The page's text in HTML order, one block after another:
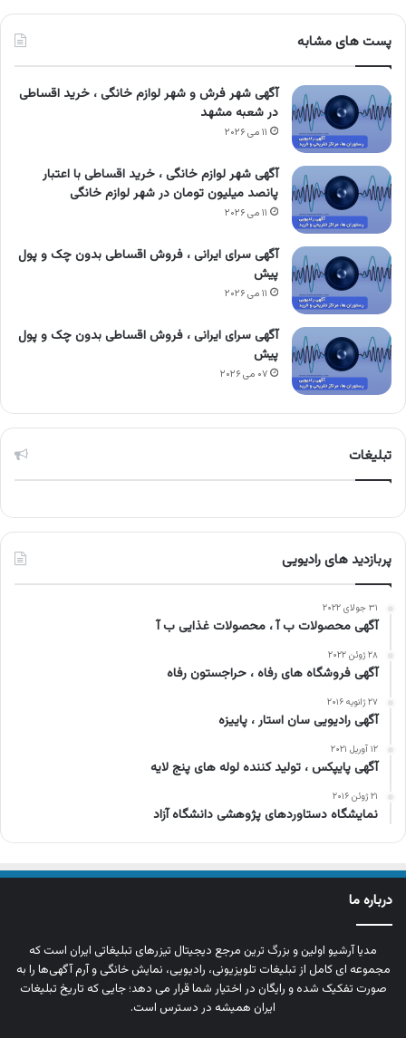
پست های مشابه
آگهی شهر فرش و شهر لوازم خانگی ، خرید اقساطی
در شعبه مشهد
۱۱ می ۲۰۲۶
آگهی شهر لوازم خانگی ، خرید اقساطی با اعتبار
پانصد میلیون تومان در شهر لوازم خانگی
۱۱ می ۲۰۲۶
آگهی سرای ایرانی ، فروش اقساطی بدون چک و پول
پیش
۱۱ می ۲۰۲۶
آگهی سرای ایرانی ، فروش اقساطی بدون چک و پول
پیش
۰۷ می ۲۰۲۶
تبلیغات
پربازدید های رادیویی
۳۱ جولای ۲۰۲۲
آگهی محصولات ب آ ، محصولات غذایی ب آ
۲۸ ژوئن ۲۰۲۲
آگهی فروشگاه های رفاه ، حراجستون رفاه
۲۷ ژانویه ۲۰۱۶
آگهی رادیویی سان استار ، پاییزه
۱۲ آوریل ۲۰۲۱
آگهی پایپکس ، تولید کننده لوله های پنج لایه
۲۱ ژوئن ۲۰۱۶
نمایشگاه دستاوردهای پژوهشی دانشگاه آزاد
درباره ما
مدیا آرشیو اولین و بزرگ‌ ترین مرجع دیجیتال تیزرهای تبلیغاتی ایران است که
مجموعه‌ ای کامل از تبلیغات تلویزیونی، رادیویی، نمایش خانگی و آرم‌ آگهی‌ها را به‌
صورت تفکیک‌ شده و رایگان در اختیار شما قرار می‌ دهد؛ جایی که تاریخ تبلیغات
ایران همیشه در دسترس است.